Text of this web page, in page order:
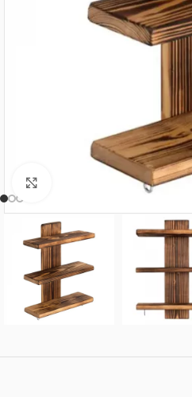
Нажмите, чтобы увеличить